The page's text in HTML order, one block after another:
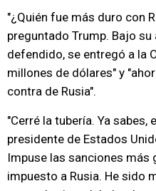
"¿Quién fue más duro con
preguntado Trump. Bajo
defendido, se entregó a la
millones de dólares" y
contra de Rusia".
"Cerré la tubería. Ya
presidente de Estados
Impuse las sanciones más
impuesto a Rusia. He sido